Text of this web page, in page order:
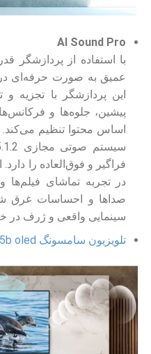
AI Sound Pro
عمیق به صورت حرفه‌ای
این پردازشگر با تجزیه
پیشین، جلوه‌ها و
فراگیر و فوق‌العاده را
در تجربه تماشای فیلم‌ها
سینمایی واقعی و ژرف در
تلویزیون سامسونگ s95b oled